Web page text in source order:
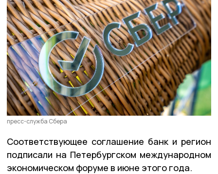
пресс-служба Сбера
Соответствующее соглашение банк и регион
подписали на Петербургском международном
экономическом форуме в июне этого года.